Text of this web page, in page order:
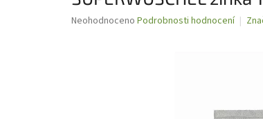
Průměrné
Neohodnoceno Podrobnosti hodnocení